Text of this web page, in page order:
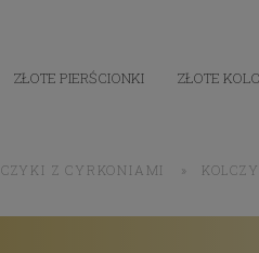
ZŁOTE PIERŚCIONKI ZŁOTE
Z CYRKONIAMI »